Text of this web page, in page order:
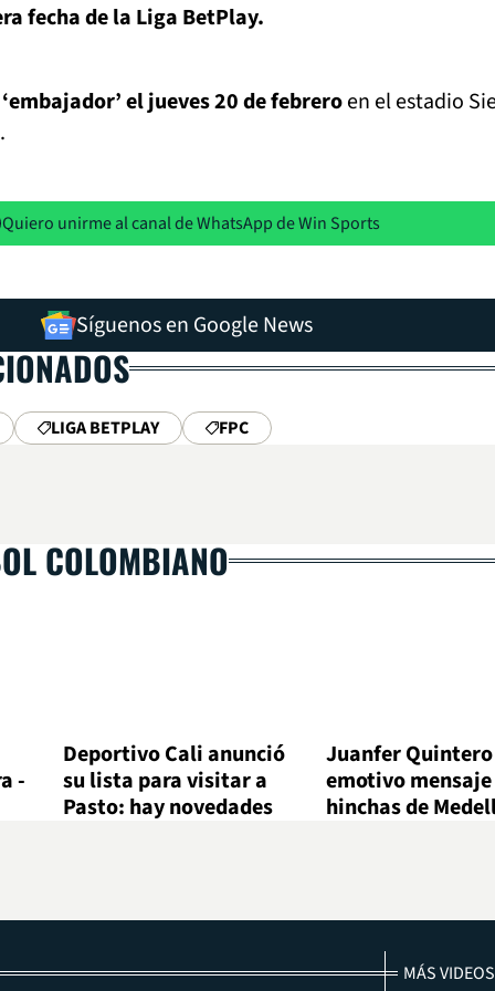
fecha de la Liga BetPlay.
el jueves 20 de febreroen el estadio
Quiero unirme al canal de WhatsApp de Win Sports
Síguenos en Google News
LIGA BETPLAY FPC
COLOMBIANO
-
Deportivo Cali anunció
su lista para visitar a
Pasto: hay novedades
Juanfer
emotivo
hinchas de
MÁS VIDEOS